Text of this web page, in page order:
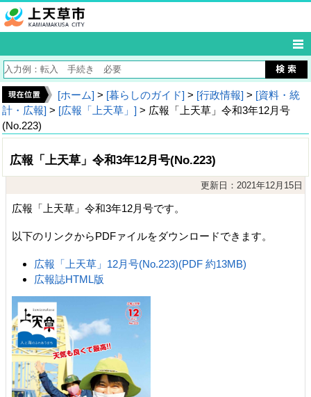
[ホーム] > [暮らしのガイド] > [行政情報] > [資料・統
計・広報] > [広報「上天草」] > 広報「上天草」令和3年12月号
(No.223)
広報「上天草」令和3年12月号(No.223)
更新日：2021年12月15日
広報「上天草」令和3年12月号です。
以下のリンクからPDFァイルをダウンロードできます。
広報「上天草」12月号(No.223)(PDF 約13MB)
広報誌HTML版